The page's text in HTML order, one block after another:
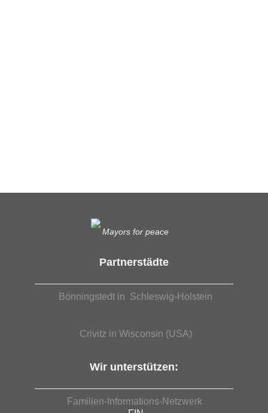
Mayors for peace
Partnerstädte
Bönningstedt in Schleswig-Holstein
Crivitz in Wisconsin (USA)
Wir unterstützen:
Familien-Informations-Netzwerk